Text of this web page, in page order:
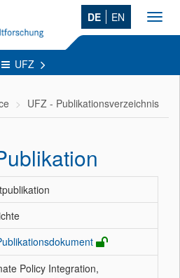
DE EN
UFZ
UFZ - Publikationsverzeichnis
Policy Integration,